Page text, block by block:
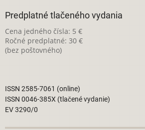
Predplatné tlačeného vydania
Cena jedného čísla: 5 €
Ročné predplatné: 30 €
(bez poštovného)
ISSN 2585-7061 (online)
ISSN 0046-385X (tlačené vydanie)
EV 3290/0